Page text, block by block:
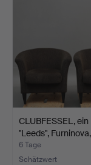
CLUBFESSEL, ein
"Leeds",
6 Tage
Schätzwert